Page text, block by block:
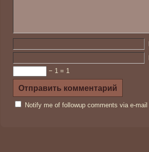
− 1 = 1
Notify me of followup comments via e-mail